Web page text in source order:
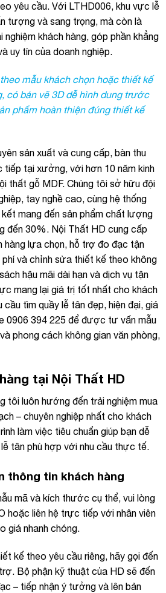
yêu cầu. Với LTHD006, khu vực lễ
tượng và sang trọng, mà còn là
nghiệm khách hàng, góp phần khẳng
uy tín của doanh nghiệp.
mẫu khách chọn hoặc thiết kế
có bản vẽ 3D dễ hình dung trước
phẩm hoàn thiện đúng thiết kế
sản xuất và cung cấp, bàn thu
tiếp tại xưởng, với hơn 10 năm kinh
thất gỗ MDF. Chúng tôi sở hữu đội
tay nghề cao, cùng hệ thống
mang đến sản phẩm chất lượng
đến 30%. Nội Thất HD cung cấp
hàng lựa chọn, hỗ trợ đo đạc tận
phí và chỉnh sửa thiết kế theo không
hậu mãi dài hạn và dịch vụ tận
mang lại giá trị tốt nhất cho khách
cầu tìm quầy lễ tân đẹp, hiện đại, giá
0906 394 225 để được tư vấn mẫu
phong cách không gian văn phòng,
tại Nội Thất HD
tôi luôn hướng đến trải nghiệm mua
– chuyên nghiệp nhất cho khách
làm việc tiêu chuẩn giúp bạn dễ
tân phù hợp với nhu cầu thực tế.
thông tin khách hàng
mã và kích thước cụ thể, vui lòng
hoặc liên hệ trực tiếp với nhân viên
giá nhanh chóng.
kế theo yêu cầu riêng, hãy gọi đến
Bộ phận kỹ thuật của HD sẽ đến
– tiếp nhận ý tưởng và lên bản